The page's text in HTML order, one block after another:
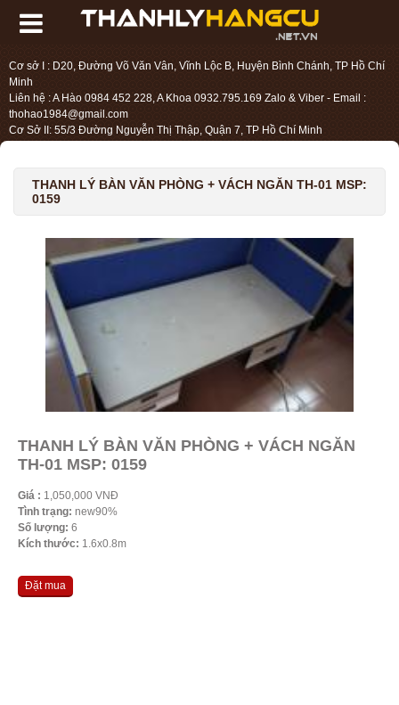
Cơ sở I : D20, Đường Võ Văn Vân, Vĩnh Lộc B, Huyện Bình Chánh, TP Hồ Chí
Minh
Liên hệ : A Hào 0984 452 228, A Khoa 0932.795.169 Zalo & Viber - Email :
thohao1984@gmail.com
Cơ Sở II: 55/3 Đường Nguyễn Thị Thập, Quận 7, TP Hồ Chí Minh
THANH LÝ BÀN VĂN PHÒNG + VÁCH NGĂN TH-01 MSP:
0159
THANH LÝ BÀN VĂN PHÒNG + VÁCH NGĂN
TH-01 MSP: 0159
Giá : 1,050,000 VNĐ
Tình trạng: new90%
Số lượng: 6
Kích thước: 1.6x0.8m
Đặt mua